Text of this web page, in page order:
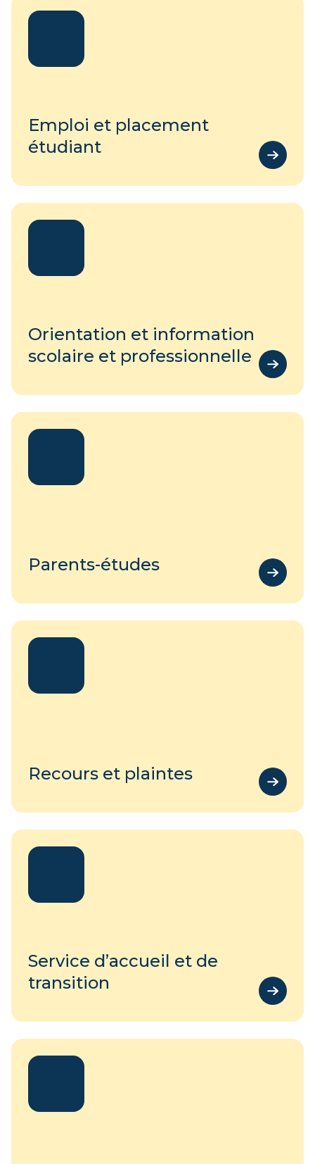
Emploi et placement
étudiant
Orientation et information
scolaire et professionnelle
Parents-études
Recours et plaintes
Service d’accueil et de
transition